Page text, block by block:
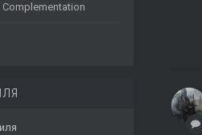
Complementation